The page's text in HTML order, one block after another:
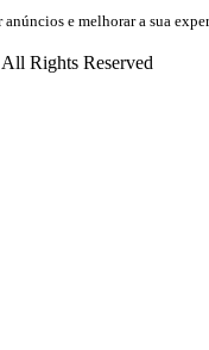
anúncios e melhorar a sua
All Rights Reserved